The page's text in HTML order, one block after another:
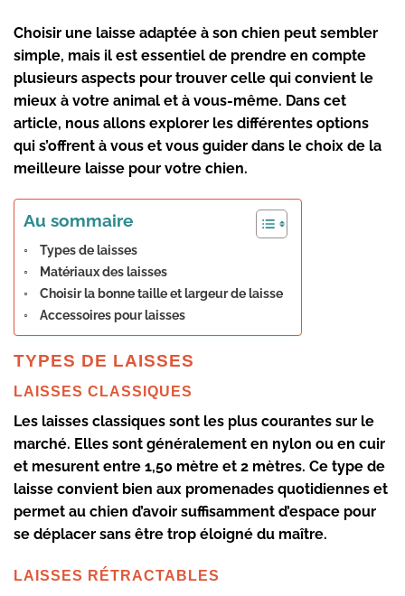
Choisir une laisse adaptée à son chien peut sembler
simple, mais il est essentiel de prendre en compte
plusieurs aspects pour trouver celle qui convient le
mieux à votre animal et à vous-même. Dans cet
article, nous allons explorer les différentes options
qui s’offrent à vous et vous guider dans le choix de la
meilleure laisse pour votre chien.
Au sommaire
Types de laisses
Matériaux des laisses
Choisir la bonne taille et largeur de laisse
Accessoires pour laisses
TYPES DE LAISSES
LAISSES CLASSIQUES
Les laisses classiques sont les plus courantes sur le
marché. Elles sont généralement en nylon ou en cuir
et mesurent entre 1,50 mètre et 2 mètres. Ce type de
laisse convient bien aux promenades quotidiennes et
permet au chien d’avoir suffisamment d’espace pour
se déplacer sans être trop éloigné du maître.
LAISSES RÉTRACTABLES